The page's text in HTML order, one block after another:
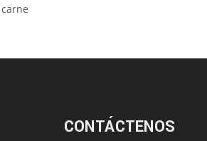
CONTÁCTENOS